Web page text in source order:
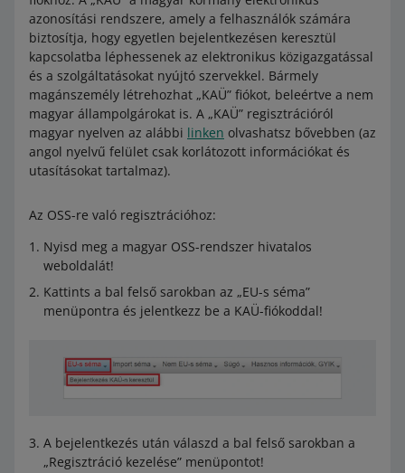
azonosítási rendszere, amely a felhasználók számára
biztosítja, hogy egyetlen bejelentkezésen keresztül
kapcsolatba léphessenek az elektronikus közigazgatással
és a szolgáltatásokat nyújtó szervekkel. Bármely
magánszemély létrehozhat „KAÜ” fiókot, beleértve a nem
magyar állampolgárokat is. A „KAÜ” regisztrációról
magyar nyelven az alábbi linken olvashatsz bővebben (az
angol nyelvű felület csak korlátozott információkat és
utasításokat tartalmaz).
Az OSS-re való regisztrációhoz:
Nyisd meg a magyar OSS-rendszer hivatalos
weboldalát!
Kattints a bal felső sarokban az „EU-s séma”
menüpontra és jelentkezz be a KAÜ-fiókoddal!
A bejelentkezés után válaszd a bal felső sarokban a
„Regisztráció kezelése” menüpontot!